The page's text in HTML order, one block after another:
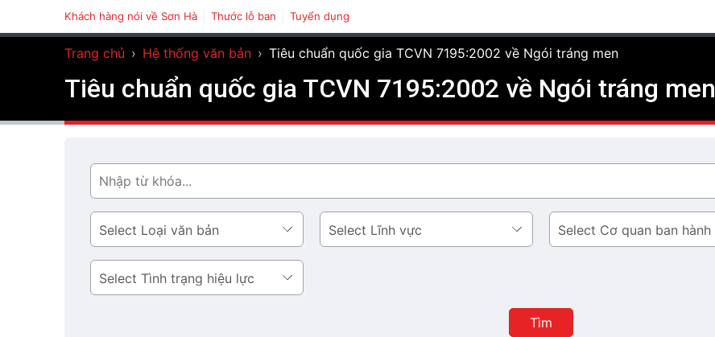
Khách hàng nói về Sơn Hà Thước lỗ ban Tuyển dụng
Trang chủ › Hệ thống văn bản › Tiêu chuẩn quốc gia TCVN 7195:2002 về Ngói tráng men
Tiêu chuẩn quốc gia TCVN 7195:2002 về Ngói tráng men
Tìm
Loại
văn
bản
Lĩnh
vực
Cơ
quan
Tình
trạng
Tìm